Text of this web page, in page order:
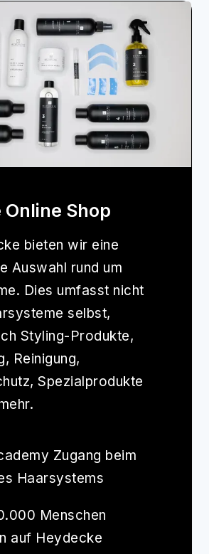
Shop
bieten wir eine
Auswahl rund um
Dies umfasst nicht
selbst,
Styling-Produkte,
Reinigung,
Spezialprodukte
Zugang beim
Haarsystems
Menschen
auf Heydecke